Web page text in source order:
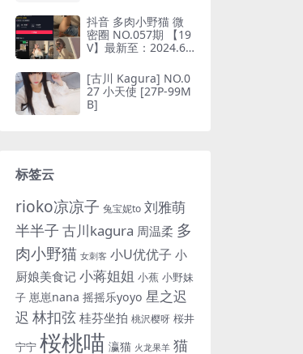
抖音 多肉小野猫 微
密圈 NO.057期 【19
V】最新至：2024.6.
推特叫什么)
[古川 Kagura] NO.0
27 小天使 [27P-99M
B]
标签云
rioko凉凉子 兔宝妮to 刘雅萌
半半子 古川kagura 周温柔 多
肉小野猫 女刺客 小U优优子 小
厨娘美食记 小蒋姐姐 小蕉 小野妹
子 崽崽nana 摇摇乐yoyo 星之迟
迟 林扣弦 桂芬坐拍 桃沢樱呀 桜井
宁宁 桜桃喵 瀛猫 火龙果羊 猫